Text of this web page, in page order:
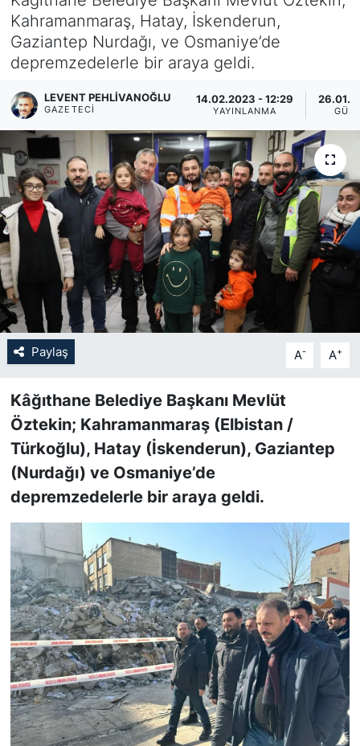
Kahramanmaraş, Hatay, İskenderun,
Gaziantep Nurdağı, ve Osmaniye’de
depremzedelerle bir araya geldi.
LEVENT PEHLIVANOĞLU
GAZETECI
14.02.2023 - 12:29
YAYINLANMA
Paylaş A- A+
Kâğıthane Belediye Başkanı Mevlüt
Öztekin; Kahramanmaraş (Elbistan /
Türkoğlu), Hatay (İskenderun), Gaziantep
(Nurdağı) ve Osmaniye’de
depremzedelerle bir araya geldi.
KÖŞE YAZILARI
KÖŞE YAZILARI (Arşiv)
KÜLTÜR SANAT
MAGAZİN
RÖPORTAJ
SAĞLIK
SARIYER HABERLERİ
SARIYER İMAR BARIŞI
SEKTÖR
SİYASET
SON DAKİKA HABERİ
SPOR
TEKNOLOJİ
TÜRKİYE VE DÜNYA GÜNDEMİ
VİDEO GALERİ
YAŞAM